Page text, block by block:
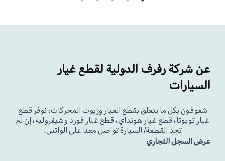
عن شركة رفرف الدولية لقطع غيار
السيارات
شغوفون بكل ما يتعلق بقطع الغيار وزيوت المحركات، نوفر قطع
غيار تويوتا، قطع غيار هونداي، قطع غيار فورد وشيفروليه، إن لم
تجد القطعة/ السيارة تواصل معنا على الواتس.
عرض السجل التجاري